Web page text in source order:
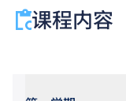
课程内容